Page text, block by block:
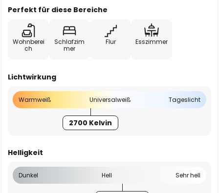
Perfekt für diese Bereiche
Wohnberei
ch
Schlafzim
mer
Flur Esszimmer
Lichtwirkung
Warmweiß Universalweiß Tageslicht
2700 Kelvin
Helligkeit
Dunkel Hell Sehr hell